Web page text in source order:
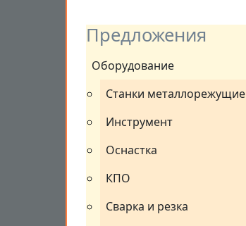
Предложения
Оборудование
Станки металлорежущие
Инструмент
Оснастка
КПО
Сварка и резка